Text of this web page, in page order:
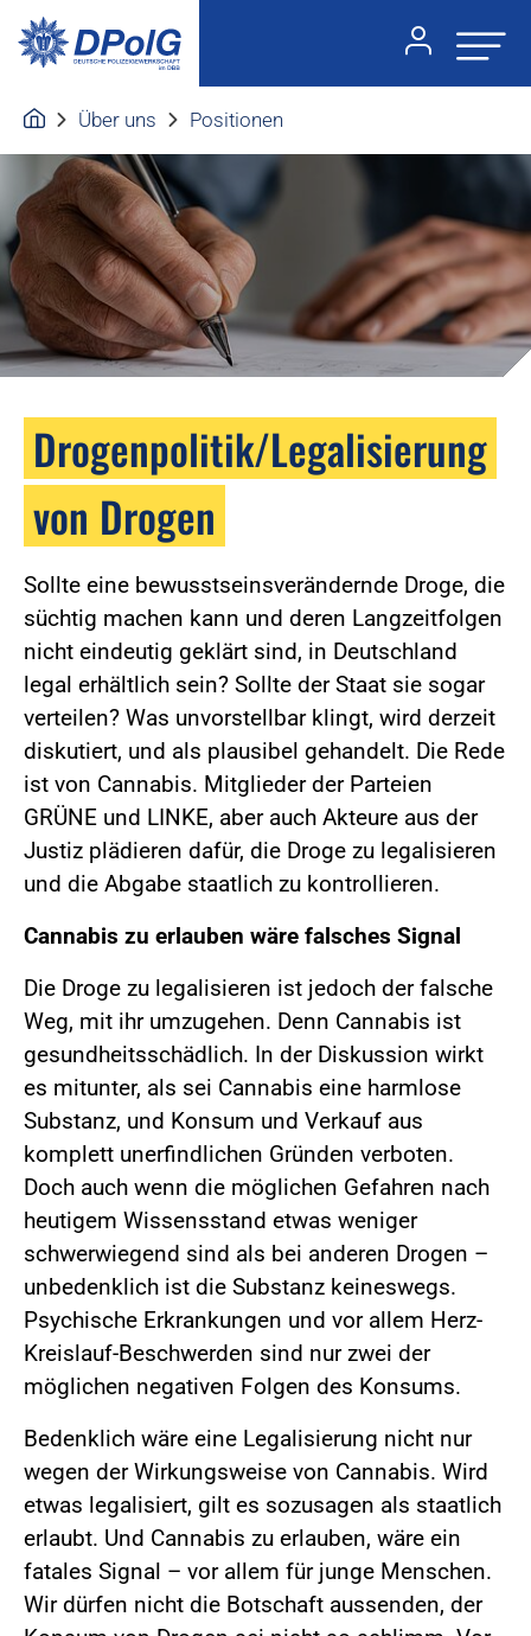
Über uns Positionen
Drogenpolitik/Legalisierung
von Drogen
Sollte eine bewusstseinsverändernde Droge, die
süchtig machen kann und deren Langzeitfolgen
nicht eindeutig geklärt sind, in Deutschland
legal erhältlich sein? Sollte der Staat sie sogar
verteilen? Was unvorstellbar klingt, wird derzeit
diskutiert, und als plausibel gehandelt. Die Rede
ist von Cannabis. Mitglieder der Parteien
GRÜNE und LINKE, aber auch Akteure aus der
Justiz plädieren dafür, die Droge zu legalisieren
und die Abgabe staatlich zu kontrollieren.
Cannabis zu erlauben wäre falsches Signal
Die Droge zu legalisieren ist jedoch der falsche
Weg, mit ihr umzugehen. Denn Cannabis ist
gesundheitsschädlich. In der Diskussion wirkt
es mitunter, als sei Cannabis eine harmlose
Substanz, und Konsum und Verkauf aus
komplett unerfindlichen Gründen verboten.
Doch auch wenn die möglichen Gefahren nach
heutigem Wissensstand etwas weniger
schwerwiegend sind als bei anderen Drogen –
unbedenklich ist die Substanz keineswegs.
Psychische Erkrankungen und vor allem Herz-
Kreislauf-Beschwerden sind nur zwei der
möglichen negativen Folgen des Konsums.
Bedenklich wäre eine Legalisierung nicht nur
wegen der Wirkungsweise von Cannabis. Wird
etwas legalisiert, gilt es sozusagen als staatlich
erlaubt. Und Cannabis zu erlauben, wäre ein
fatales Signal – vor allem für junge Menschen.
Wir dürfen nicht die Botschaft aussenden, der